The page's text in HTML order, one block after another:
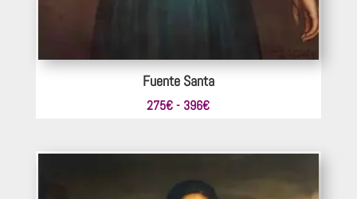
Fuente Santa
275€ - 396€Rango
275€